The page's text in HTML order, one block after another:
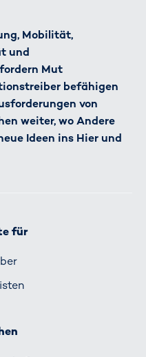
Mobilität,
und
Mut
befähigen
von
weiter, wo Andere
Ideen ins Hier und
für